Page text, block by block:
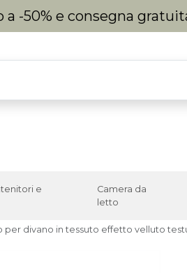
a -50% e consegna
e
Camera da
letto
per divano in tessuto effetto velluto